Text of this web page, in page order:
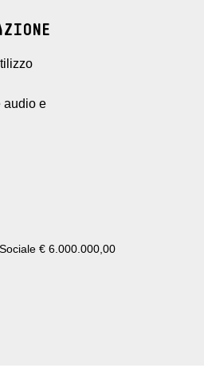
audio e
€ 6.000.000,00